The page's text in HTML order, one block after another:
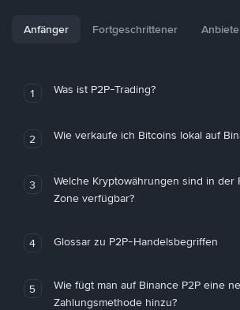
Anfänger Fortgeschrittener
1 Was ist P2P-Trading?
2 Wie verkaufe ich Bitcoins lokal auf
3
Welche Kryptowährungen sind in der
Zone verfügbar?
4 Glossar zu P2P-Handelsbegriffen
5
Wie fügt man auf Binance P2P eine
Zahlungsmethode hinzu?